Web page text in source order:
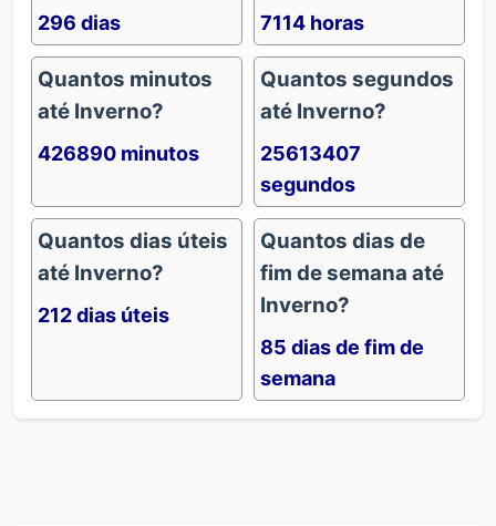
296 dias 7114 horas
Quantos minutos
até Inverno?
426890 minutos
Quantos segundos
até Inverno?
25613407
segundos
Quantos dias úteis
até Inverno?
212 dias úteis
Quantos dias de
fim de semana até
Inverno?
85 dias de fim de
semana